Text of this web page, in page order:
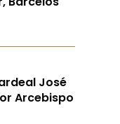
José
Arcebispo